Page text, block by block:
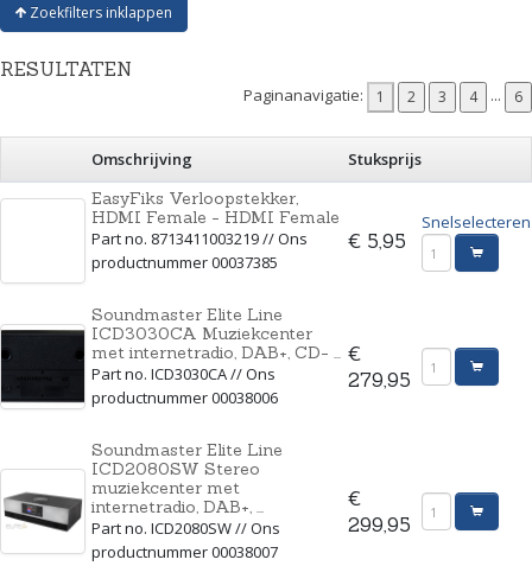
Zoekfilters inklappen
RESULTATEN
Paginanavigatie: ...
Omschrijving
Stuksprijs
EasyFiks Verloopstekker,
HDMI Female - HDMI Female
Part no. 8713411003219 // Ons
productnummer 00037385
€ 5,95
Snelselecteren
Soundmaster Elite Line
ICD3030CA Muziekcenter
met internetradio, DAB+, CD- ...
Part no. ICD3030CA // Ons
productnummer 00038006
€
279,95
Soundmaster Elite Line
ICD2080SW Stereo
muziekcenter met
internetradio, DAB+, ...
Part no. ICD2080SW // Ons
productnummer 00038007
€
299,95